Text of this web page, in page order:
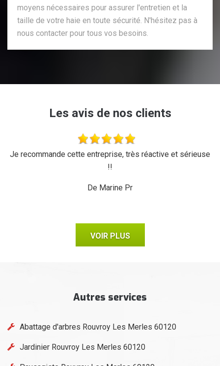
moyens nécessaires pour assurer l'entretien et la
taille de votre haie en toute sécurité. N'hésitez pas à
nous contacter pour tous vos besoins.
Les avis de nos clients
Je recommande cette entreprise, très réactive et sérieuse
!!
De Marine Pr
VOIR PLUS
Autres services
Abattage d'arbres Rouvroy Les Merles 60120
Jardinier Rouvroy Les Merles 60120